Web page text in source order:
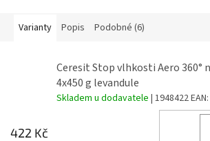
Varianty Popis Podobné (6)
Ceresit Stop vlhkosti Aero 360°
4x450 g levandule
Skladem u dodavatele | 1948422EAN:
422 Kč